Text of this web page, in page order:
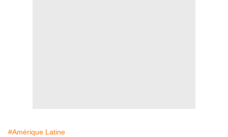
#Amérique Latine